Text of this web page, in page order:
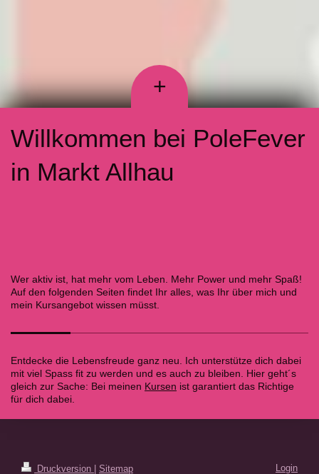
+
Willkommen bei PoleFever
in Markt Allhau
Wer aktiv ist, hat mehr vom Leben. Mehr Power und mehr Spaß!
Auf den folgenden Seiten findet Ihr alles, was Ihr über mich und
mein Kursangebot wissen müsst.
Entdecke die Lebensfreude ganz neu. Ich unterstütze dich dabei
mit viel Spass fit zu werden und es auch zu bleiben. Hier geht´s
gleich zur Sache: Bei meinen Kursen ist garantiert das Richtige
für dich dabei.
Druckversion | Sitemap Login